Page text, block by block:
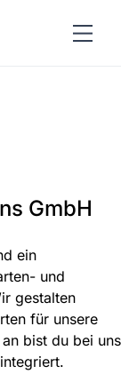
GmbH
ein
und
gestalten
für unsere
bist du bei uns